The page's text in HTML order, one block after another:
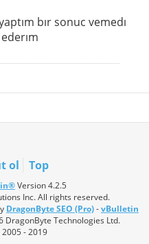
bır sonuc vemedı
ol Top
Version 4.2.5
Inc. All rights reserved.
DragonByte SEO (Pro)-vBulletin
Technologies Ltd.
- 2019